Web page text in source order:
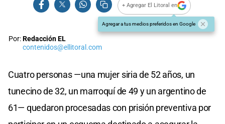
+ Agregar El Litoral en
Agregar a tus medios preferidos en Google
Por:Redacción EL
contenidos@ellitoral.com
Cuatro personas —una mujer siria de 52 años, un
tunecino de 32, un marroquí de 49 y un argentino de
61— quedaron procesadas con prisión preventiva por